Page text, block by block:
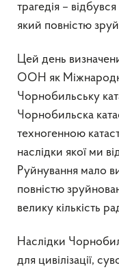
трагедія –
який повністю
Цей день
ООН як
Чорнобильську
Чорнобильска
техногенною
наслідки якої ми
Руйнування мало
повністю
велику кількість
Наслідки
для цивілізації,